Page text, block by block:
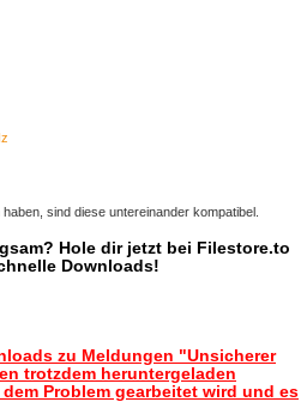
sind diese untereinander kompatibel.
Hole dir jetzt bei Filestore.to
Downloads!
zu Meldungen "Unsicherer
trotzdem heruntergeladen
Problem gearbeitet wird und es